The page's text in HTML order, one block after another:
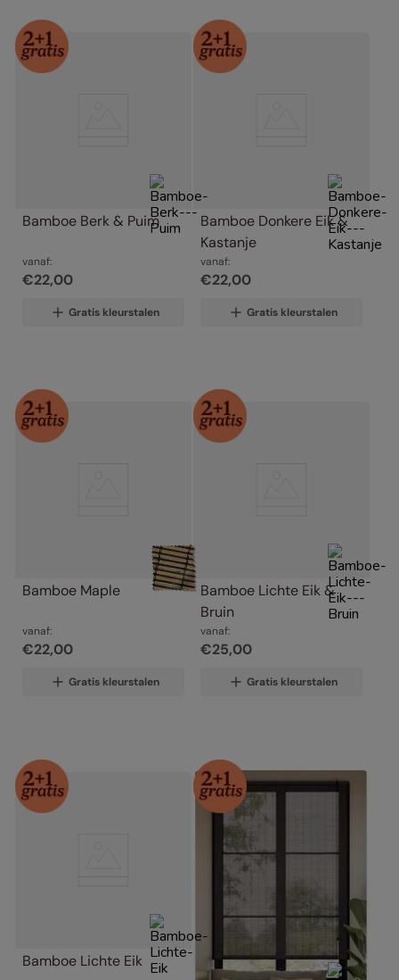
Bamboe Berk & Puim
vanaf:
€22,00
Gratis kleurstalen
Bamboe Donkere Eik &
Kastanje
vanaf:
€22,00
Gratis kleurstalen
Bamboe Maple
vanaf:
€22,00
Gratis kleurstalen
Bamboe Lichte Eik &
Bruin
vanaf:
€25,00
Gratis kleurstalen
Bamboe Lichte Eik